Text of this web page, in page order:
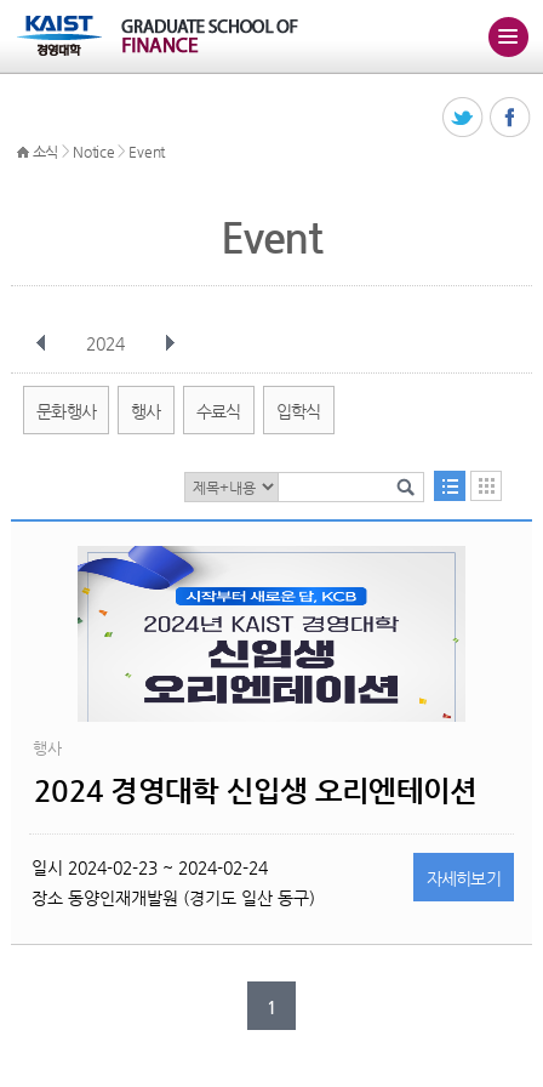
소식 > Notice > Event
Event
2024
전체 1월 2월 4월 5월 6월
문화행사 행사 수료식 입학식
행사
2024 경영대학 신입생 오리엔테이션
일시 2024-02-23 ~ 2024-02-24
장소 동양인재개발원 (경기도 일산 동구)
자세히보기
1